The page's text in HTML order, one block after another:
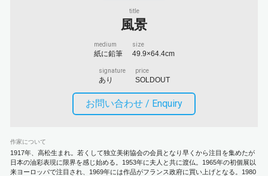
title
風景
medium
紙に鉛筆
size
49.9×64.4cm
signature
あり
price
SOLDOUT
お問い合わせ / Enquiry
作家について
1917年、高松生まれ。若くして独立美術協会の会員となり早くから注目を集めたが
日本の油彩表現に限界を感じ始める。1953年に夫人と共に渡仏。1965年の初個展以
来ヨーロッパで注目され、1969年には作品がフランス政府に買い上げとなる。1980